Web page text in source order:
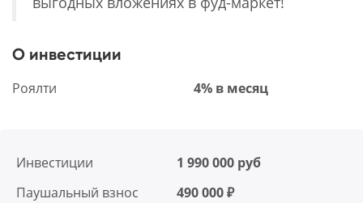
О инвестиции
Роялти 4% в месяц
Инвестиции
1 990 000 руб
Паушальный взнос
490 000 ₽